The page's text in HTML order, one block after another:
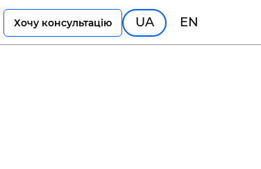
Хочу консультацію UA EN